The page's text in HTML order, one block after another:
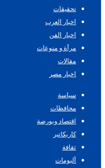
تحقيقات
اخبار العرب
اخبار الفن
مرأة و منوعات
مقالات
اخبار مصر
سياسة
محافظات
اقتصاد وبورصة
كاريكاتير
ثقافة
ألبومات